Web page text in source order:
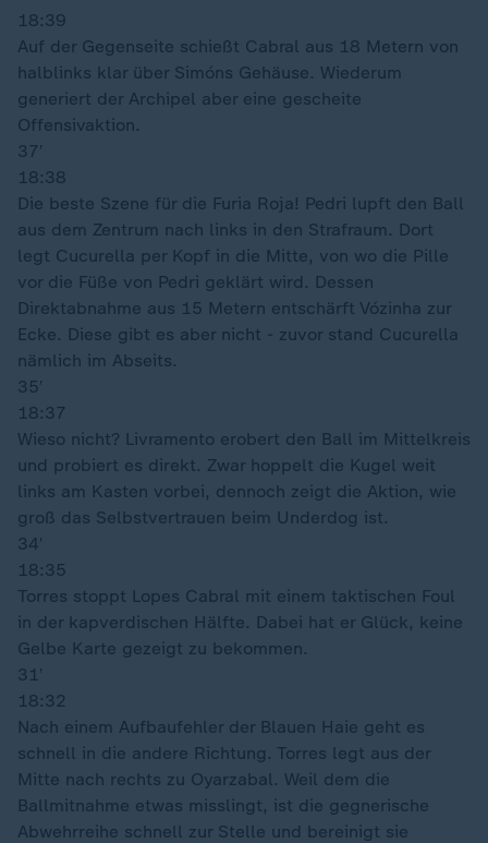
18:39
Auf der Gegenseite schießt Cabral aus 18 Metern von
halblinks klar über Simóns Gehäuse. Wiederum
generiert der Archipel aber eine gescheite
Offensivaktion.
37′
18:38
Die beste Szene für die Furia Roja! Pedri lupft den Ball
aus dem Zentrum nach links in den Strafraum. Dort
legt Cucurella per Kopf in die Mitte, von wo die Pille
vor die Füße von Pedri geklärt wird. Dessen
Direktabnahme aus 15 Metern entschärft Vózinha zur
Ecke. Diese gibt es aber nicht - zuvor stand Cucurella
nämlich im Abseits.
35′
18:37
Wieso nicht? Livramento erobert den Ball im Mittelkreis
und probiert es direkt. Zwar hoppelt die Kugel weit
links am Kasten vorbei, dennoch zeigt die Aktion, wie
groß das Selbstvertrauen beim Underdog ist.
34′
18:35
Torres stoppt Lopes Cabral mit einem taktischen Foul
in der kapverdischen Hälfte. Dabei hat er Glück, keine
Gelbe Karte gezeigt zu bekommen.
31′
18:32
Nach einem Aufbaufehler der Blauen Haie geht es
schnell in die andere Richtung. Torres legt aus der
Mitte nach rechts zu Oyarzabal. Weil dem die
Ballmitnahme etwas misslingt, ist die gegnerische
Abwehrreihe schnell zur Stelle und bereinigt sie